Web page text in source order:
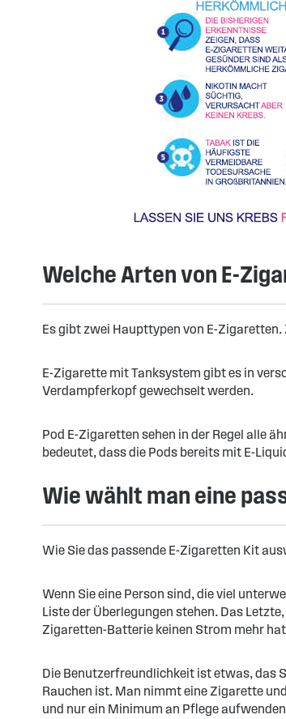
Welche Arten von E-
Es gibt zwei Haupttypen von E-
E-Zigarette mit Tanksystem gibt es in
Verdampferkopf gewechselt werden.
Pod E-Zigaretten sehen in der Regel alle
bedeutet, dass die Pods bereits mit E-
Wie wählt man eine
Wie Sie das passende E-Zigaretten Kit
Wenn Sie eine Person sind, die viel
Liste der Überlegungen stehen. Das
Zigaretten-Batterie keinen Strom mehr
Die Benutzerfreundlichkeit ist etwas, das
Rauchen ist. Man nimmt eine Zigarette
und nur ein Minimum an Pflege